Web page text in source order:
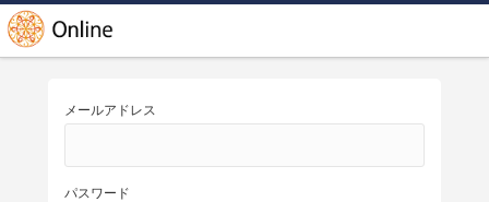
メールアドレス
パスワード